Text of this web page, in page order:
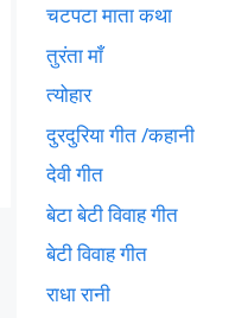
चटपटा माता कथा
तुरंता माँ
त्योहार
दुरदुरिया गीत /कहानी
देवी गीत
बेटा बेटी विवाह गीत
बेटी विवाह गीत
राधा रानी